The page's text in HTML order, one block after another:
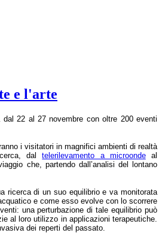
e l'arte
22 al 27 novembre con oltre 200 eventi
i visitatori in magnifici ambienti di realtà
dal
telerilevamento a microonde
al
che, partendo dall’analisi del lontano
ricerca di un suo equilibrio e va monitorata
e come esso evolve con lo scorrere
una perturbazione di tale equilibrio può
al loro utilizzo in applicazioni terapeutiche.
dei reperti del passato.